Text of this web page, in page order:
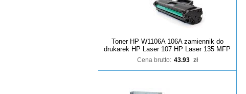
Toner HP W1106A 106A zamiennik do
drukarek HP Laser 107 HP Laser 135 MFP
Cena brutto: 43.93 zł